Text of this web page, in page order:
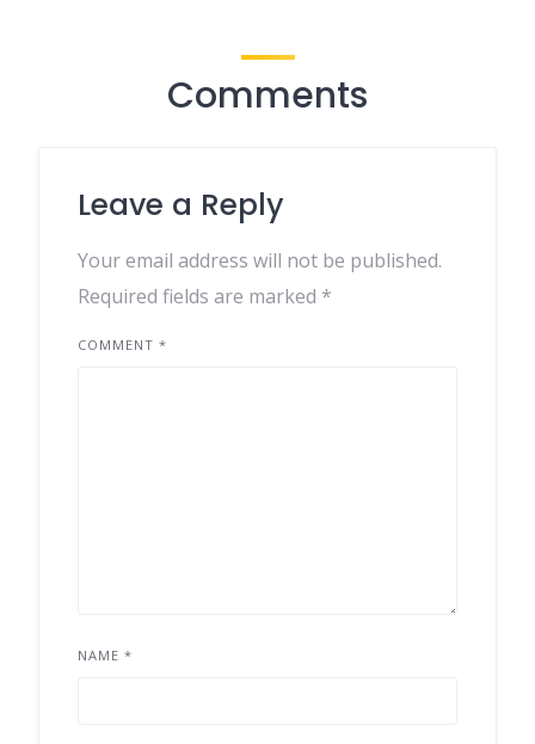
Comments
Leave a Reply
Your email address will not be published.
Required fields are marked *
COMMENT *
NAME *